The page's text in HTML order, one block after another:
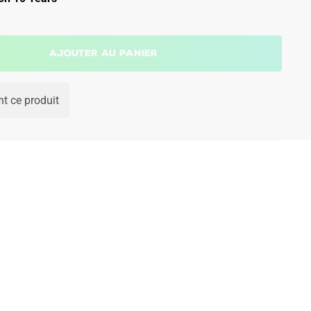
Ajouter au panier
ce produit